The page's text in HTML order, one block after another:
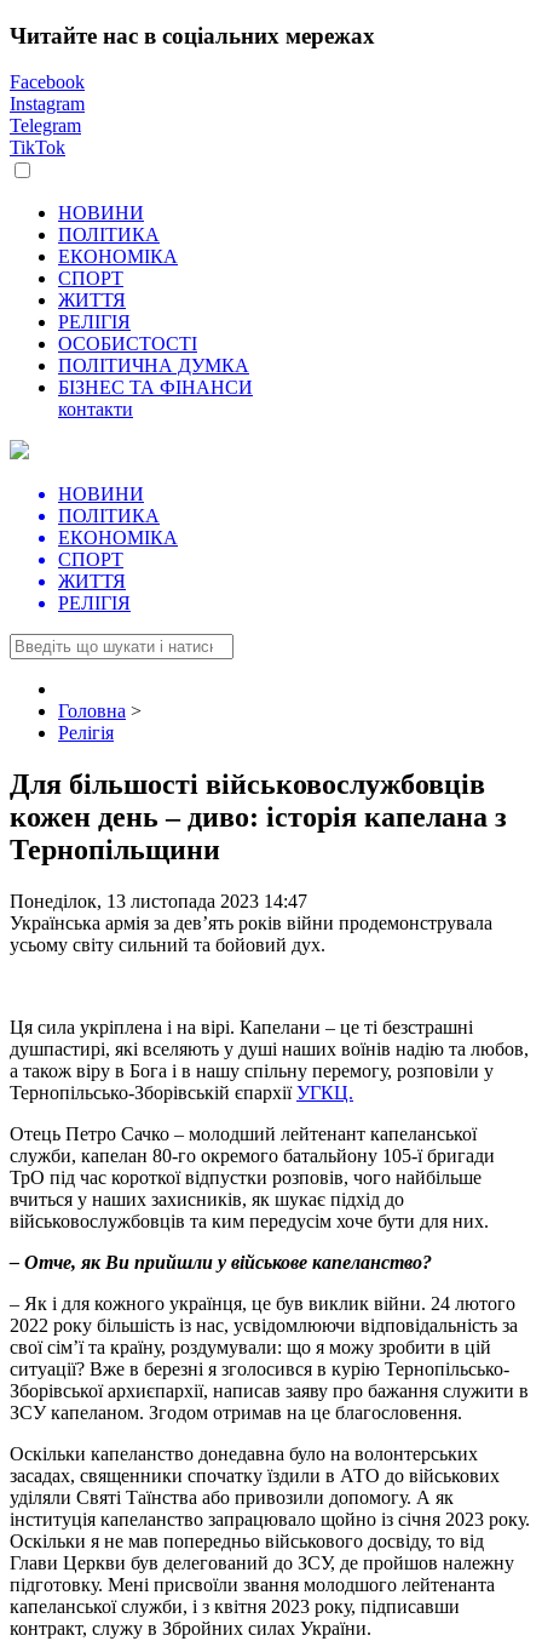
Читайте нас в соціальних мережах
Facebook
Instagram
Telegram
TikTok
НОВИНИ
ПОЛІТИКА
ЕКОНОМІКА
СПОРТ
ЖИТТЯ
РЕЛІГІЯ
ОСОБИСТОСТІ
ПОЛІТИЧНА ДУМКА
БІЗНЕС ТА ФІНАНСИ
контакти
НОВИНИ
ПОЛІТИКА
ЕКОНОМІКА
СПОРТ
ЖИТТЯ
РЕЛІГІЯ
Головна >
Релігія
Для більшості військовослужбовців
кожен день – диво: історія капелана з
Тернопільщини
Понеділок, 13 листопада 2023 14:47
Українська армія за дев’ять років війни продемонструвала
усьому світу сильний та бойовий дух.
Ця сила укріплена і на вірі. Капелани – це ті безстрашні
душпастирі, які вселяють у душі наших воїнів надію та любов,
а також віру в Бога і в нашу спільну перемогу, розповіли у
Тернопільсько-Зборівській єпархіїУГКЦ.
Отець Петро Сачко – молодший лейтенант капеланської
служби, капелан 80-го окремого батальйону 105-ї бригади
ТрО під час короткої відпустки розповів, чого найбільше
вчиться у наших захисників, як шукає підхід до
військовослужбовців та ким передусім хоче бути для них.
– Отче, як Ви прийшли у військове капеланство?
– Як і для кожного українця, це був виклик війни. 24 лютого
2022 року більшість із нас, усвідомлюючи відповідальність за
свої сім’ї та країну, роздумували: що я можу зробити в цій
ситуації? Вже в березні я зголосився в курію Тернопільсько-
Зборівської архиєпархії, написав заяву про бажання служити в
ЗСУ капеланом. Згодом отримав на це благословення.
Оскільки капеланство донедавна було на волонтерських
засадах, священники спочатку їздили в АТО до військових
уділяли Святі Таїнства або привозили допомогу. А як
інституція капеланство запрацювало щойно із січня 2023 року.
Оскільки я не мав попередньо військового досвіду, то від
Глави Церкви був делегований до ЗСУ, де пройшов належну
підготовку. Мені присвоїли звання молодшого лейтенанта
капеланської служби, і з квітня 2023 року, підписавши
контракт, служу в Збройних силах України.